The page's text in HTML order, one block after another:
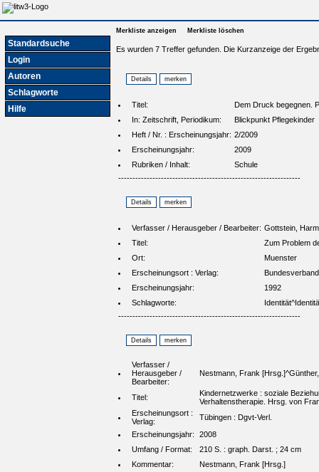
Standardsuche
Login
Autoren
Schlagworte
Hilfe
Merkliste anzeigen Merkliste löschen
Es wurden 7 Treffer gefunden. Die Kurzanzeige der
Titel:
Dem Druck begegnen.
In: Zeitschrift, Periodikum:
Blickpunkt Pflegekinder
Heft / Nr. : Erscheinungsjahr: 2/2009
Erscheinungsjahr:
2009
Rubriken / Inhalt:
Schule
----------------------------------------------------------------
Verfasser / Herausgeber / Bearbeiter: Gottstein,
Titel:
Zum Problem
Ort:
Muenster
Erscheinungsort : Verlag:
Erscheinungsjahr:
1992
Schlagworte:
----------------------------------------------------------------
Verfasser /
Herausgeber /
Bearbeiter:
Nestmann, Frank
Titel:
Kindernetzwerke : soziale
Verhaltenstherapie. Hrsg. von
Erscheinungsort :
Verlag:
Tübingen : Dgvt-Verl.
Erscheinungsjahr:
2008
Umfang / Format:
210 S. : graph. Darst. ; 24 cm
Kommentar:
Nestmann, Frank [Hrsg.]